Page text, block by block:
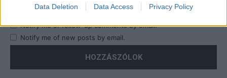
Data Deletion Data Access Privacy Policy
next time I comment.
Notify me of follow-up comments by email.
Notify me of new posts by email.